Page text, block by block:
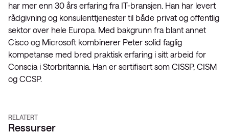
har mer enn 30 års erfaring fra IT-bransjen. Han har levert
rådgivning og konsulenttjenester til både privat og offentlig
sektor over hele Europa. Med bakgrunn fra blant annet
Cisco og Microsoft kombinerer Peter solid faglig
kompetanse med bred praktisk erfaring i sitt arbeid for
Conscia i Storbritannia. Han er sertifisert som CISSP, CISM
og CCSP.
RELATERT
Ressurser